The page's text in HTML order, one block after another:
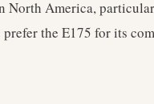
North America,
the E175 for its